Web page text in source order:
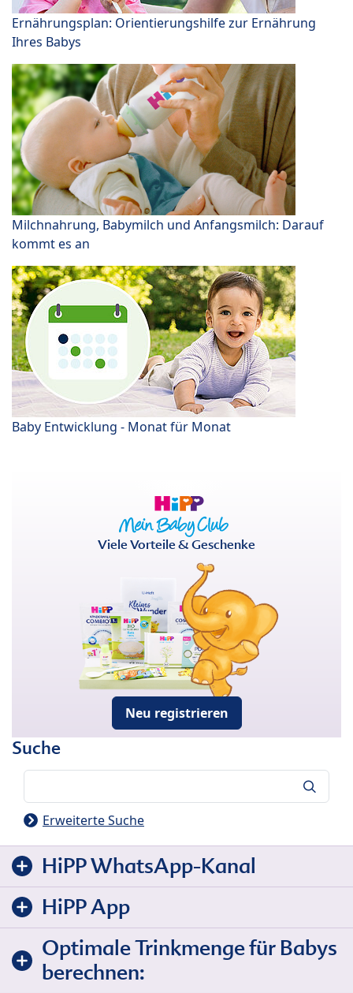
Ernährungsplan: Orientierungshilfe zur Ernährung
Ihres Babys
Milchnahrung, Babymilch und Anfangsmilch: Darauf
kommt es an
Baby Entwicklung - Monat für Monat
Viele Vorteile & Geschenke
Neu registrieren
Suche
Erweiterte Suche
HiPP WhatsApp-Kanal
HiPP App
Optimale Trinkmenge für Babys
berechnen: